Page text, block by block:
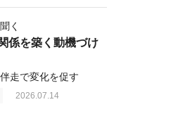
く
係を築く動機づけ
走で変化を促す
2026.07.14